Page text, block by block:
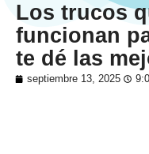
Los trucos
funcionan
te dé las
septiembre 13, 2025